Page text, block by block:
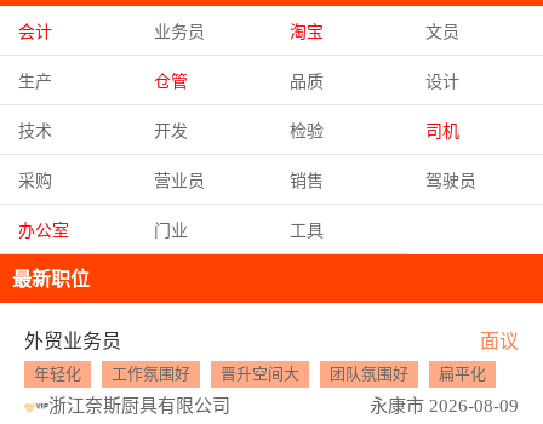
会计 业务员 淘宝 文员
生产 仓管 品质 设计
技术 开发 检验 司机
采购 营业员 销售 驾驶员
办公室 门业 工具
最新职位
外贸业务员 面议
年轻化 工作氛围好 晋升空间大 团队氛围好 扁平化
浙江奈斯厨具有限公司 永康市 2026-08-09